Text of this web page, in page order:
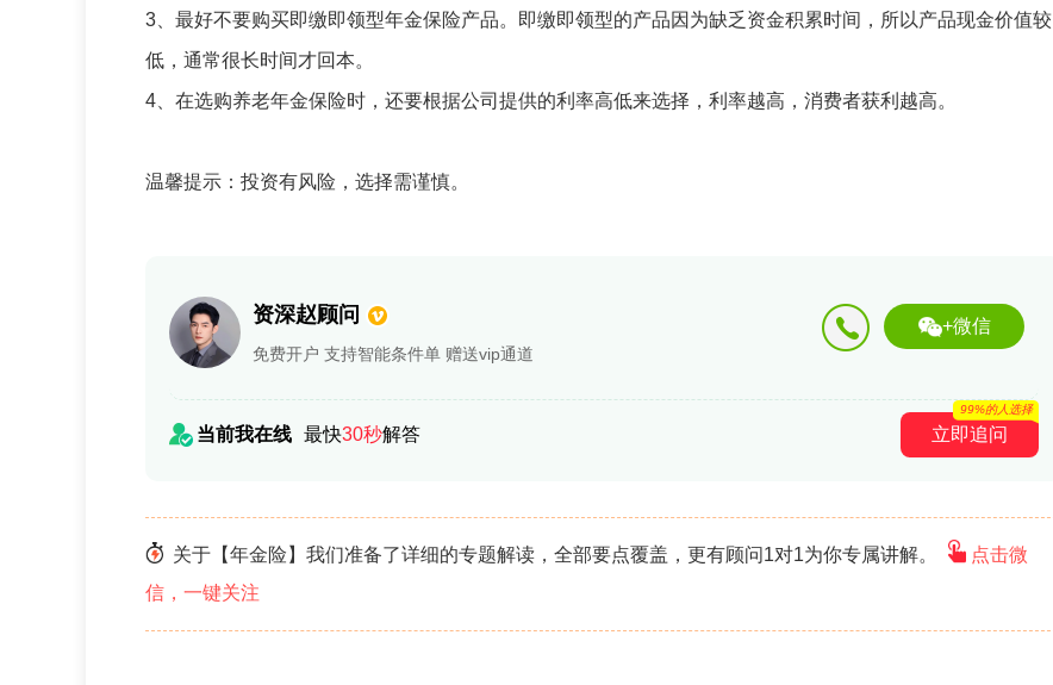
3、最好不要购买即缴即领型年金保险产品。即缴即领型的产品因为缺乏资金积累时间，所以产品现金价值较
低，通常很长时间才回本。
4、在选购养老年金保险时，还要根据公司提供的利率高低来选择，利率越高，消费者获利越高。
温馨提示：投资有风险，选择需谨慎。
资深赵顾问
免费开户 支持智能条件单 赠送vip通道
+微信
当前我在线 最快30秒解答 立即追问
99%的人选择
关于【年金险】我们准备了详细的专题解读，全部要点覆盖，更有顾问1对1为你专属讲解。
点击微
信，一键关注